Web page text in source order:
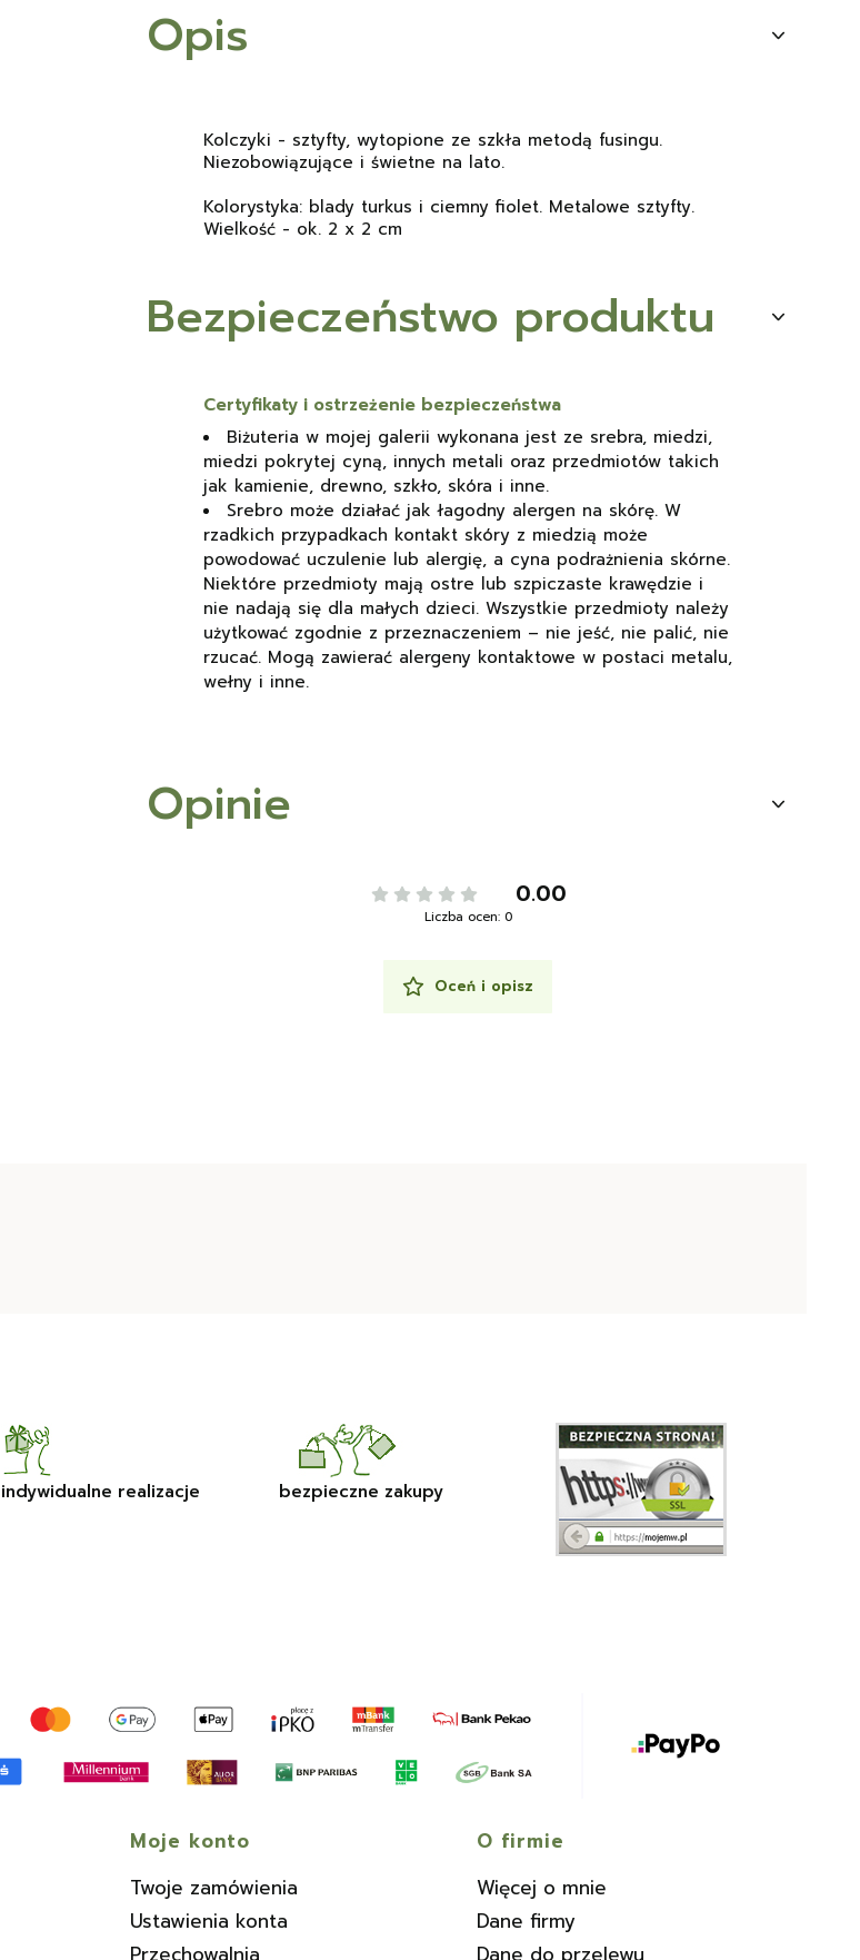
Opis
Kolczyki - sztyfty, wytopione ze szkła metodą fusingu.
Niezobowiązujące i świetne na lato.
Kolorystyka: blady turkus i ciemny fiolet. Metalowe sztyfty.
Wielkość - ok. 2 x 2 cm
Bezpieczeństwo produktu
Certyfikaty i ostrzeżenie bezpieczeństwa
Biżuteria w mojej galerii wykonana jest ze srebra, miedzi,
miedzi pokrytej cyną, innych metali oraz przedmiotów takich
jak kamienie, drewno, szkło, skóra i inne.
Srebro może działać jak łagodny alergen na skórę. W
rzadkich przypadkach kontakt skóry z miedzią może
powodować uczulenie lub alergię, a cyna podrażnienia skórne.
Niektóre przedmioty mają ostre lub szpiczaste krawędzie i
nie nadają się dla małych dzieci. Wszystkie przedmioty należy
użytkować zgodnie z przeznaczeniem – nie jeść, nie palić, nie
rzucać. Mogą zawierać alergeny kontaktowe w postaci metalu,
wełny i inne.
Opinie
0.00
Liczba ocen: 0
Oceń i opisz
indywidualne realizacje bezpieczne zakupy
Moje konto
Twoje zamówienia
Ustawienia konta
Przechowalnia
O firmie
Więcej o mnie
Dane firmy
Dane do przelewu